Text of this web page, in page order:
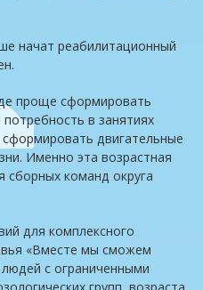
начат реабилитационный
проще сформировать
в занятиях
двигательные
Именно эта возрастная
сборных команд округа
для комплексного
«Вместе мы сможем
с ограниченными